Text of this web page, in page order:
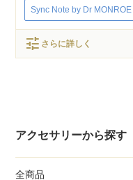
アクセサリーから探す
全商品
Sync Note by Dr MONROE
tune さらに詳しく